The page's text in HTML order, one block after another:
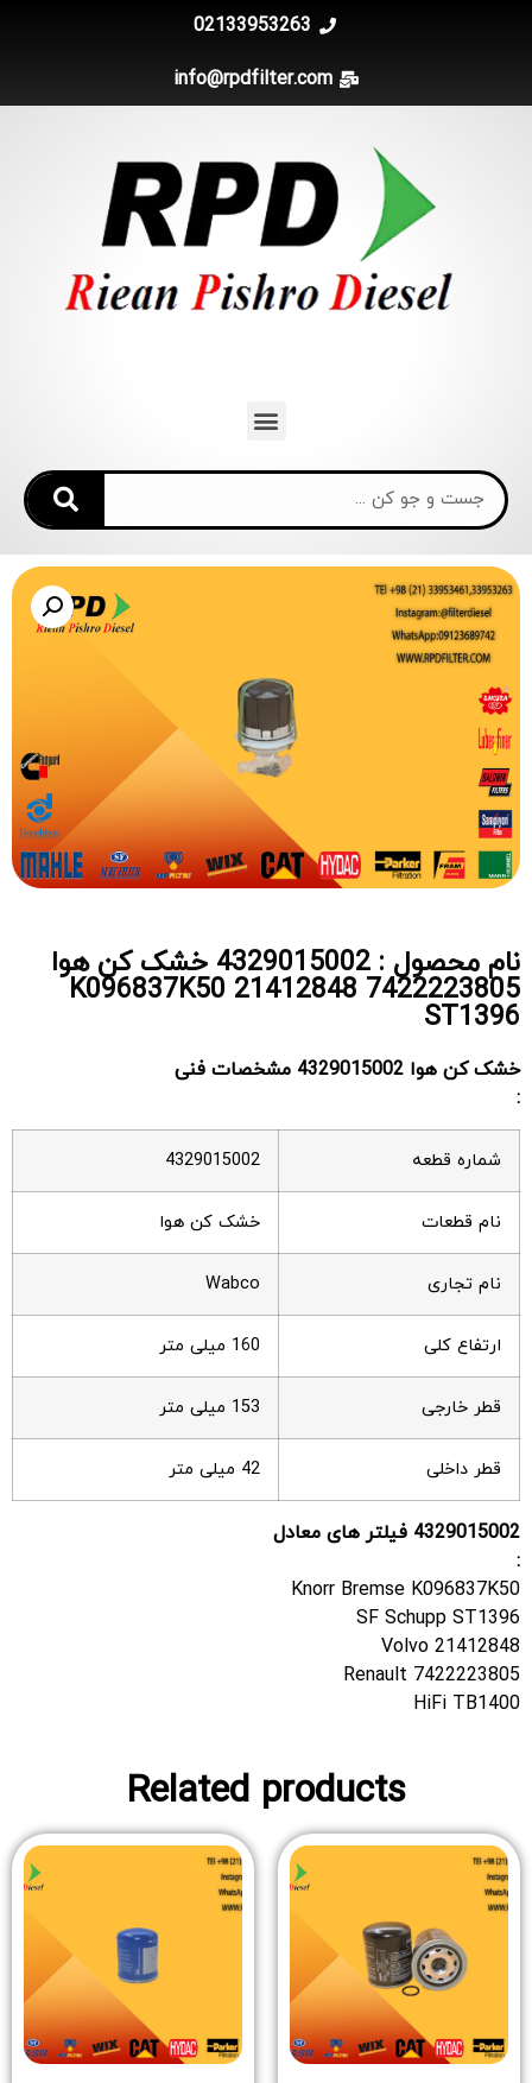
02133953263
info@rpdfilter.com
نام محصول : 4329015002 خشک کن هوا
K096837K50 21412848 7422223805
ST1396
خشک کن هوا 4329015002 مشخصات فنی
:
شماره قطعه 4329015002
نام قطعات خشک کن هوا
نام تجاری Wabco
ارتفاع کلی 160 میلی متر
قطر خارجی 153 میلی متر
قطر داخلی 42 میلی متر
4329015002 فیلتر های معادل
:
Knorr Bremse K096837K50
SF Schupp ST1396
Volvo 21412848
Renault 7422223805
HiFi TB1400
Related products